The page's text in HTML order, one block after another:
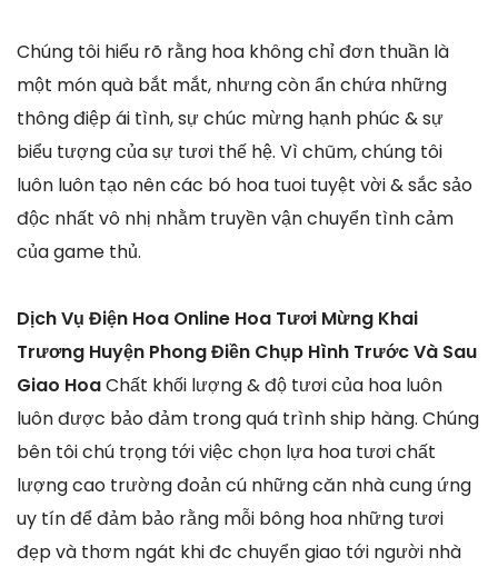
Chúng tôi hiểu rõ rằng hoa không chỉ đơn thuần là
một món quà bắt mắt, nhưng còn ẩn chứa những
thông điệp ái tình, sự chúc mừng hạnh phúc & sự
biểu tượng của sự tươi thế hệ. Vì chũm, chúng tôi
luôn luôn tạo nên các bó hoa tuoi tuyệt vời & sắc sảo
độc nhất vô nhị nhằm truyền vận chuyển tình cảm
của game thủ.
Dịch Vụ Điện Hoa Online Hoa Tươi Mừng Khai
Trương Huyện Phong Điền Chụp Hình Trước Và Sau
Giao HoaChất khối lượng & độ tươi của hoa luôn
luôn được bảo đảm trong quá trình ship hàng. Chúng
bên tôi chú trọng tới việc chọn lựa hoa tươi chất
lượng cao trường đoản cú những căn nhà cung ứng
uy tín để đảm bảo rằng mỗi bông hoa những tươi
đẹp và thơm ngát khi đc chuyển giao tới người nhà